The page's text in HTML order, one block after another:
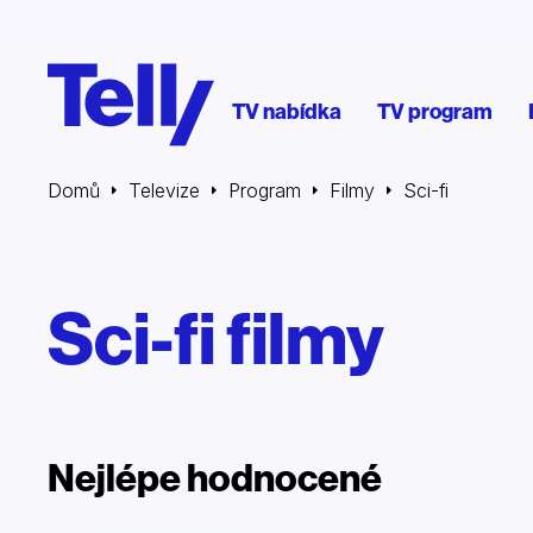
TV nabídka TV program
Domů Televize Program Filmy Sci-fi
Sci-fi filmy
Nejlépe hodnocené